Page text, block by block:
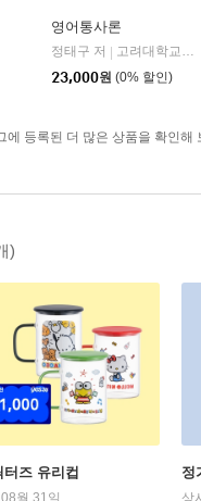
영어통사론
정태구 저
고려대학교출판부
23,000원 (0% 할인)
에 등록된 더 많은 상품을 확인해
)
즈 유리컵 정